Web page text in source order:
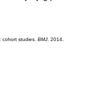
cohort studies. BMJ. 2014.